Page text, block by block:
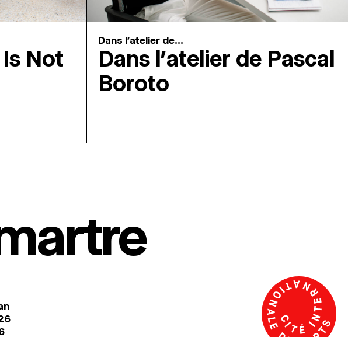
Not
Dans l'atelier de...
Dans l’atelier de Pascal
Boroto